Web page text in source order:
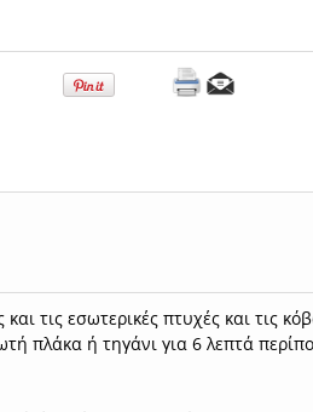
τις εσωτερικές πτυχές και τις
πλάκα ή τηγάνι για 6 λεπτά